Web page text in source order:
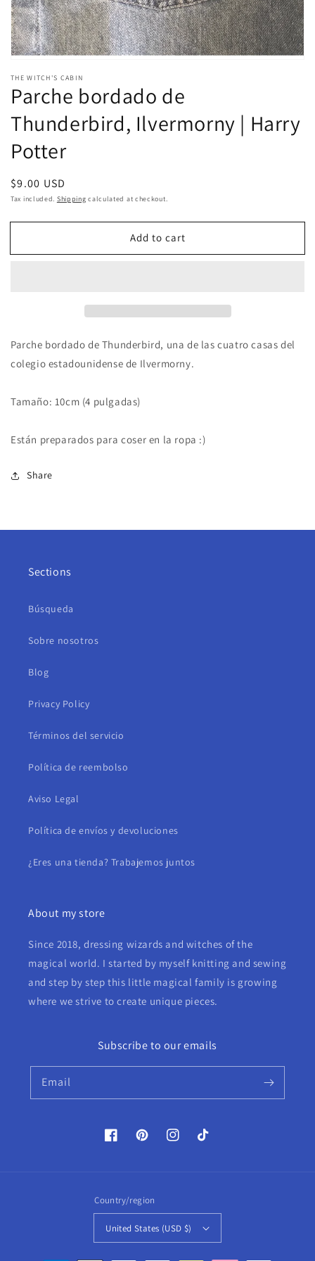
THE WITCH'S CABIN
Parche bordado de
Thunderbird, Ilvermorny | Harry
Potter
Regular
price
$9.00 USD
Tax included. Shipping calculated at checkout.
Add to cart
Parche bordado de Thunderbird, una de las cuatro casas del
colegio estadounidense de Ilvermorny.
Tamaño: 10cm (4 pulgadas)
Están preparados para coser en la ropa :)
Share
Sections
Búsqueda
Sobre nosotros
Blog
Privacy Policy
Términos del servicio
Política de reembolso
Aviso Legal
Política de envíos y devoluciones
¿Eres una tienda? Trabajemos juntos
About my store
Since 2018, dressing wizards and witches of the
magical world. I started by myself knitting and sewing
and step by step this little magical family is growing
where we strive to create unique pieces.
Subscribe to our emails
Email
FacebookPinterestInstagramTikTok
Country/region
United States (USD $)